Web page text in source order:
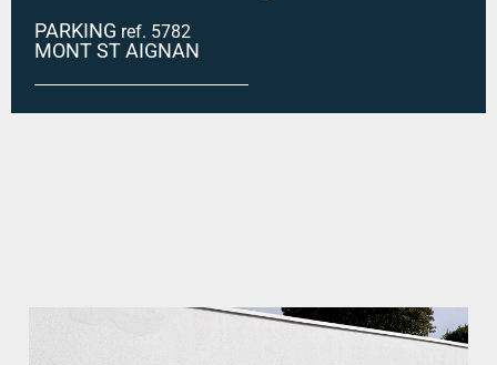
PARKING ref. 5782
MONT ST AIGNAN